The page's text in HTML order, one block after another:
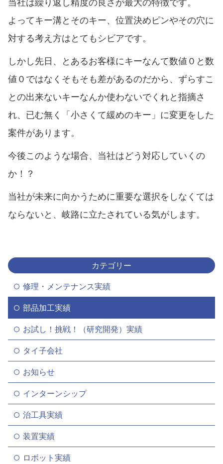
よってキー溝とそのキー、位置決めピンやその穴に
対する考え方はとてもシビアです。
しかし先日、とあるお客様にキーなんて数値０と数
値０ではなくそもそも差があるのだから、ずらすこ
との出来ないキーなんか使わないでくれと指摘さ
れ、已む無く「小さくて緩めのキー」に変更をした
案件があります。
今後このような場合、当社はどう対応していくの
か！？
当社が未来に向かうために重要な選択をしなくては
ならないと、岐路に立たされている気がします。
カテゴリー
修理・メンテナンス実績
部品加工実績
お試し！挑戦！（研究開発）実績
タイ子会社
お知らせ
インターンシップ
治工具実績
装置実績
ロボット実績